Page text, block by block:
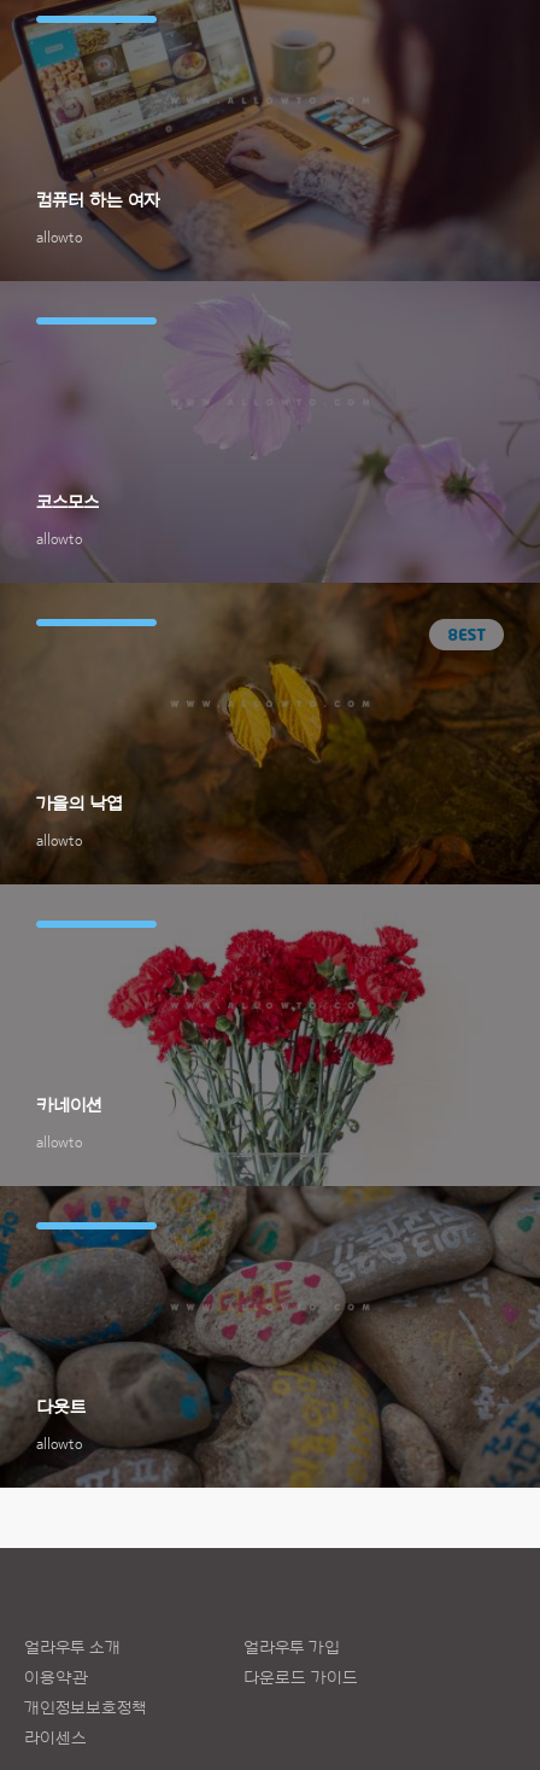
allowto
컴퓨터 하는 여자
allowto
코스모스
allowto
가을의 낙엽
allowto
카네이션
allowto
다욧트
얼라우투 소개
이용약관
개인정보보호정책
라이센스
얼라우투 가입
다운로드 가이드